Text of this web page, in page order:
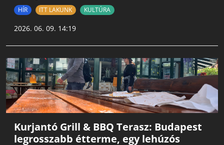
HÍR ITT LAKUNK KULTÚRA
2026. 06. 09. 14:19
Kurjantó Grill & BBQ Terasz: Budapest
legrosszabb étterme, egy lehúzós